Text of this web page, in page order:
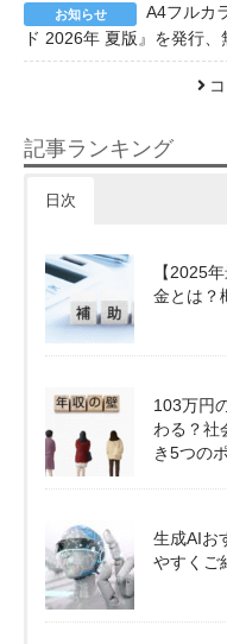
A4フルカ
ド 2026年 夏版』を発行
記事ランキング
日次
【2025
金とは？
103万円
わる？社
き5つの
生成AIお
やすくご